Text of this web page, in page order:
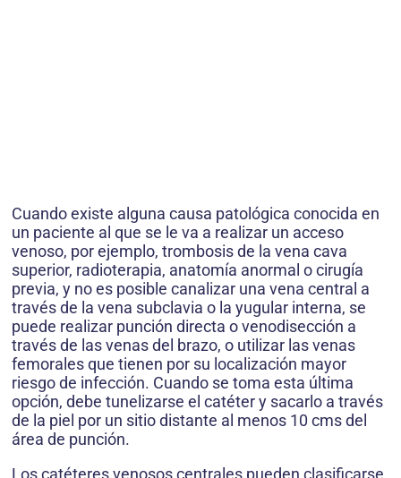
Cuando existe alguna causa patológica conocida en
un paciente al que se le va a realizar un acceso
venoso, por ejemplo, trombosis de la vena cava
superior, radioterapia, anatomía anormal o cirugía
previa, y no es posible canalizar una vena central a
través de la vena subclavia o la yugular interna, se
puede realizar punción directa o venodisección a
través de las venas del brazo, o utilizar las venas
femorales que tienen por su localización mayor
riesgo de infección. Cuando se toma esta última
opción, debe tunelizarse el catéter y sacarlo a través
de la piel por un sitio distante al menos 10 cms del
área de punción.